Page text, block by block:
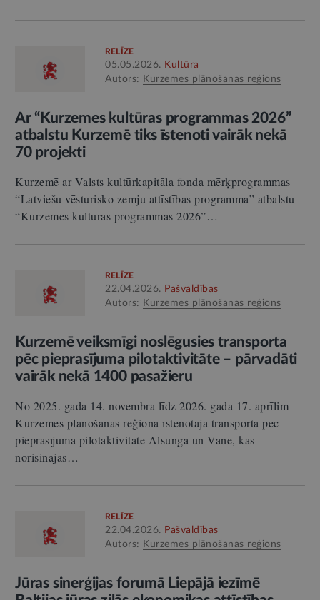
RELĪZE
05.05.2026. Kultūra
Autors:
Kurzemes plānošanas reģions
Ar “Kurzemes kultūras programmas 2026”
atbalstu Kurzemē tiks īstenoti vairāk nekā
70 projekti
Kurzemē ar Valsts kultūrkapitāla fonda mērķprogrammas
“Latviešu vēsturisko zemju attīstības programma” atbalstu
“Kurzemes kultūras programmas 2026”…
RELĪZE
22.04.2026. Pašvaldības
Autors:
Kurzemes plānošanas reģions
Kurzemē veiksmīgi noslēgusies transporta
pēc pieprasījuma pilotaktivitāte – pārvadāti
vairāk nekā 1400 pasažieru
No 2025. gada 14. novembra līdz 2026. gada 17. aprīlim
Kurzemes plānošanas reģiona īstenotajā transporta pēc
pieprasījuma pilotaktivitātē Alsungā un Vānē, kas
norisinājās…
RELĪZE
22.04.2026. Pašvaldības
Autors:
Kurzemes plānošanas reģions
Jūras sinerģijas forumā Liepājā iezīmē